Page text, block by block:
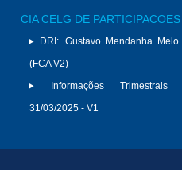
CIA CELG DE
DRI: Gustavo Mendanha Melo
(FCA V2)
Informações Trimestrais
31/03/2025 - V1